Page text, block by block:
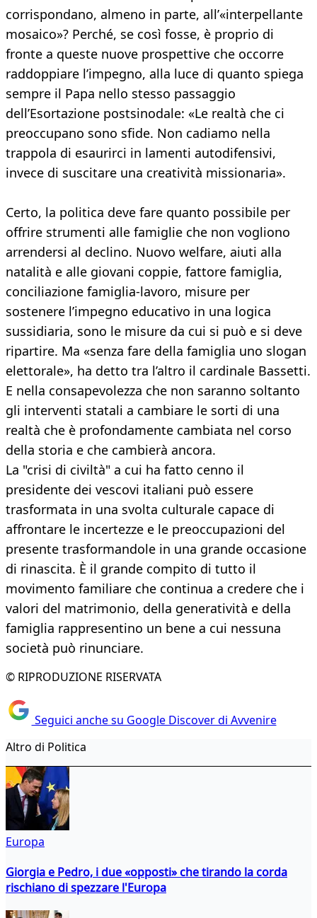
corrispondano, almeno in parte, all’«interpellante
mosaico»? Perché, se così fosse, è proprio di
fronte a queste nuove prospettive che occorre
raddoppiare l’impegno, alla luce di quanto spiega
sempre il Papa nello stesso passaggio
dell’Esortazione postsinodale: «Le realtà che ci
preoccupano sono sfide. Non cadiamo nella
trappola di esaurirci in lamenti autodifensivi,
invece di suscitare una creatività missionaria».
Certo, la politica deve fare quanto possibile per
offrire strumenti alle famiglie che non vogliono
arrendersi al declino. Nuovo welfare, aiuti alla
natalità e alle giovani coppie, fattore famiglia,
conciliazione famiglia-lavoro, misure per
sostenere l’impegno educativo in una logica
sussidiaria, sono le misure da cui si può e si deve
ripartire. Ma «senza fare della famiglia uno slogan
elettorale», ha detto tra l’altro il cardinale Bassetti.
E nella consapevolezza che non saranno soltanto
gli interventi statali a cambiare le sorti di una
realtà che è profondamente cambiata nel corso
della storia e che cambierà ancora.
La "crisi di civiltà" a cui ha fatto cenno il
presidente dei vescovi italiani può essere
trasformata in una svolta culturale capace di
affrontare le incertezze e le preoccupazioni del
presente trasformandole in una grande occasione
di rinascita. È il grande compito di tutto il
movimento familiare che continua a credere che i
valori del matrimonio, della generatività e della
famiglia rappresentino un bene a cui nessuna
società può rinunciare.
© RIPRODUZIONE RISERVATA
Seguici anche su Google Discover di Avvenire
Altro di Politica
Europa
Giorgia e Pedro, i due «opposti» che tirando la corda
rischiano di spezzare l'Europa